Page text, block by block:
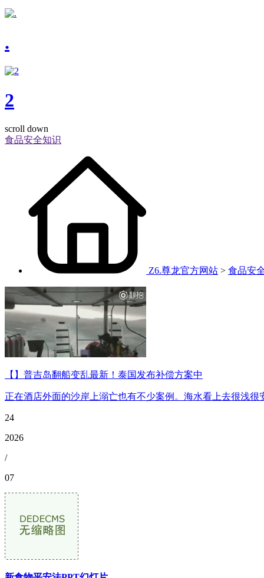
.
2
scroll down
食品安全知识
Z6.尊龙官方网站 > 食品安
【】普吉岛翻船变乱最新！泰国发布补偿方案中
正在酒店外面的沙岸上溺亡也有不少案例。海水看上去很浅
24
2026
/
07